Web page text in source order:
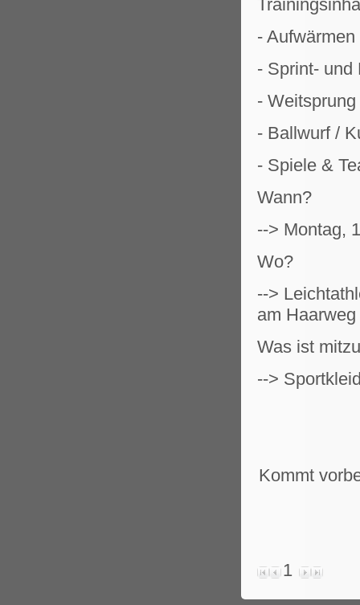
-
- Sprint- und
-
- Ballwurf /
- Spiele &
Wann?
--> Montag,
Wo?
-->
am Haarweg
Was ist
-->
Kommt
1